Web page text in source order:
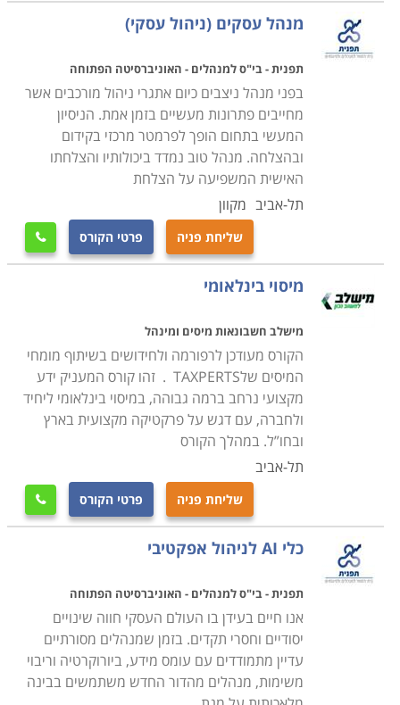
לארגון, קביעת אסטרטגיה ויעדים, ויישומם באמצעות
המחלקות השונות של הארגון. מנהל טוב צריך להתמחות
ולהבין בכל הענפים המרכיבים את ניהול החברה, ועל כן
ילמדו בקורס גם תחומים כמו כלכלה, אסטרטגיות ניהול וגם
פסיכולוגיה וסוציולוגיה, ניהול משא ומתן בצורה נכונה
שתוביל לתוצאות, לימודים פיננסים - ניהול תקציבים ותוכניות
קבלה ללימודים והיקפם
הלימודים מועברים בכל מיני אופנים ובכל מיני מסגרות.
בעמודים הבאים תוכלו למצוא תכניות שנמשכות החל
מחמישים שעות לימוד אקדמאיות ועד למסלולים שאורכם
כמעט שנתיים. מכיוון שאין תכנית הסמכה אחידה, היקף
ועומק התכנים משתנים בין מוסד לימוד אחד למשנהו, וכדאי
לוודא כי נפח ונושאי הלימודים מתאימים לדרישותיכם
המקצועיות והלוגיסטיות.
חלק מהקורסים דורשים רקע בתחום או נסיון כתנאי סף
לקבלה, אך רובם המכריע פתוח לכל מי שרכש השכלה
תיכונית ובעל מיומנות בסיסית בתפעול מחשב.
אפשרויות תעסוקה בעתיד
לימודים אלו מהווים קרש קפיצה לתוך עולם העסקים. על
מנת לפתוח עסק וגם להצליח בו לאורך זמן כשרון טבעי
למכירות אינו מספיק. נדרשת הסתכלות רחבה והתחשבות
בכל מיני גורמים עליהם תלמדו בקורס, כך שלימודים אלה
חיוניים לכל מי שפותח עסק. בנוסף, מנהלים בחברות או מי
שרוצה להתקדם לתפקידים ניהוליים.
לימודי מנהל עסקים ניתן ללמוד בכל מוסדות הלימוד בארץ,
מנהל עסקים (ניהול עסקי)
תפנית - בי"ס למנהלים - האוניברסיטה הפתוחה
בפני מנהל ניצבים כיום אתגרי ניהול מורכבים אשר
מחייבים פתרונות מעשיים בזמן אמת. הניסיון
המעשי בתחום הופך לפרמטר מרכזי בקידום
ובהצלחה. מנהל טוב נמדד ביכולותיו והצלחתו
האישית המשפיעה על הצלחת
תל-אביב מקוון
שליחת פניה פרטי הקורס 
מיסוי בינלאומי
מישלב חשבונאות מיסים ומינהל
הקורס מעודכן לרפורמה ולחידושים בשיתוף מומחי
המיסים שלTAXPERTS . זהו קורס המעניק ידע
מקצועי נרחב ברמה גבוהה, במיסוי בינלאומי ליחיד
ולחברה, עם דגש על פרקטיקה מקצועית בארץ
ובחו”ל. במהלך הקורס
תל-אביב
שליחת פניה פרטי הקורס 
כלי AI לניהול אפקטיבי
תפנית - בי"ס למנהלים - האוניברסיטה הפתוחה
אנו חיים בעידן בו העולם העסקי חווה שינויים
יסודיים וחסרי תקדים. בזמן שמנהלים מסורתיים
עדיין מתמודדים עם עומס מידע, ביורוקרטיה וריבוי
משימות, מנהלים מהדור החדש משתמשים בבינה